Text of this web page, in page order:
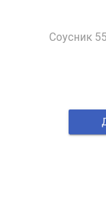
Соусник